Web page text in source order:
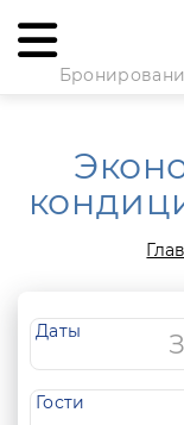
Даты
Гости